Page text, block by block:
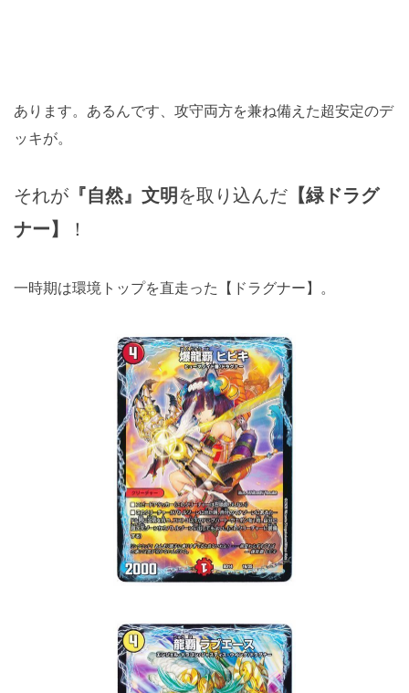
あります。あるんです、攻守両方を兼ね備えた超安定のデ
ッキが。
それが 『自然』文明 を取り込んだ 【緑ドラグ
ナー】
！
一時期は環境トップを直走った【ドラグナー】。